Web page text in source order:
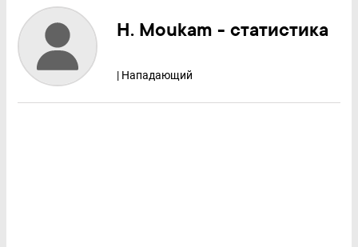
H. Moukam - статистика
| Нападающий